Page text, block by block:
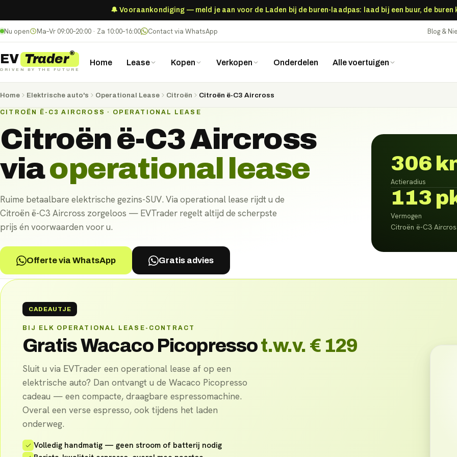
🔔 Vooraankondiging — meld je aan voor de Laden bij de buren-laadpas: laad bij een buur, de
Nu open Ma–Vr 09:00–20:00 · Za 10:00–16:00 Contact via WhatsApp Blog &
EV Trader®
DRIVEN BY THE FUTURE
Home Lease Kopen Verkopen Onderdelen Alle voertuigen
Home Elektrische auto's Operational Lease Citroën Citroën ë-C3 Aircross
CITROËN Ë-C3 AIRCROSS · OPERATIONAL LEASE
Citroën ë-C3 Aircross
viaoperational lease
Ruime betaalbare elektrische gezins-SUV. Via operational lease rijdt u de
Citroën ë-C3 Aircross zorgeloos — EVTrader regelt altijd de scherpste
prijs én voorwaarden voor u.
Offerte via WhatsApp Gratis advies
306
Actieradius
113
Vermogen
Citroën ë-C3
CADEAUTJE
BIJ ELK OPERATIONAL LEASE-CONTRACT
Gratis Wacaco Picopressot.w.v. € 129
Sluit u via EVTrader een operational lease af op een
elektrische auto? Dan ontvangt u de Wacaco Picopresso
cadeau — een compacte, draagbare espressomachine.
Overal een verse espresso, ook tijdens het laden
onderweg.
Volledig handmatig — geen stroom of batterij nodig